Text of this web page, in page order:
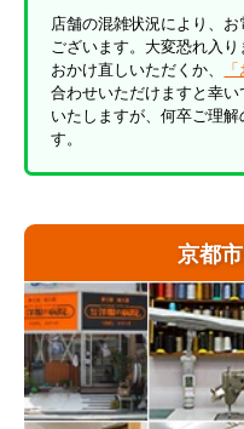
京都
店舗の混雑状況により、
ございます。大変恐れ入
おかけ直しいただくか、
合わせいただけますと幸
いたしますが、何卒ご理
す。